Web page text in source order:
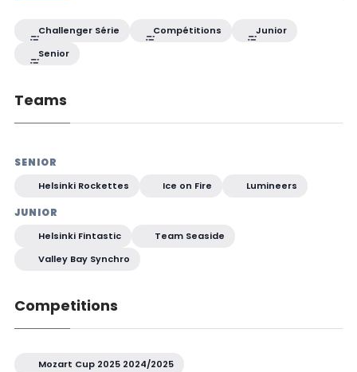
Challenger Série Compétitions
Junior
Senior
Teams
SENIOR
Helsinki Rockettes Ice on Fire Lumineers
JUNIOR
Helsinki Fintastic
Team Seaside
Valley Bay Synchro
Competitions
Mozart Cup 2025 2024/2025